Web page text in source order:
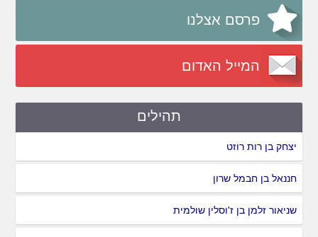
פרסם אצלנו
המייל האדום
תהילים
יצחק בן רות רוזט
חננאל בן חבמל שרון
שניאור זלמן בן ז'וסלין שולמית